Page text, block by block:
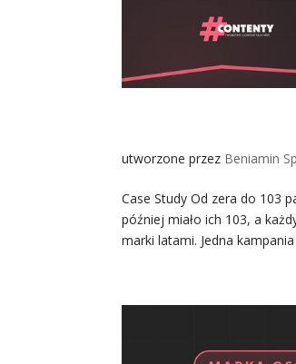
utworzone przez Beniamin
Case Study Od zera do 103
później miało ich 103, a
marki latami. Jedna